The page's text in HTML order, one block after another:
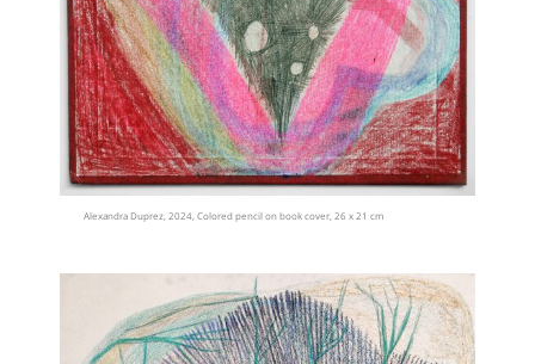
Alexandra Duprez, 2024, Colored pencil on book cover, 26 x 21 cm